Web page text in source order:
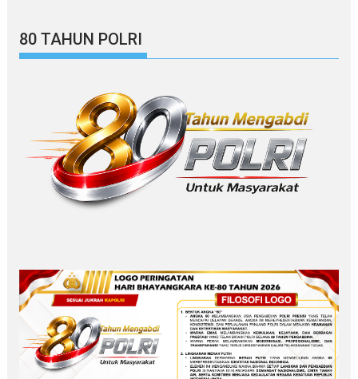
80 TAHUN POLRI